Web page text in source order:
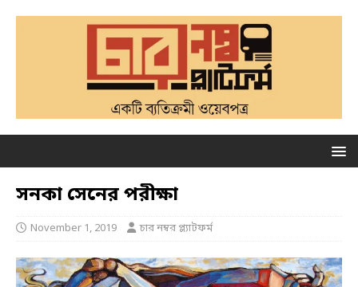
সনকা সেনের পরীক্ষা
November 1, 2019 চার নম্বর প্ল্যাটফর্ম